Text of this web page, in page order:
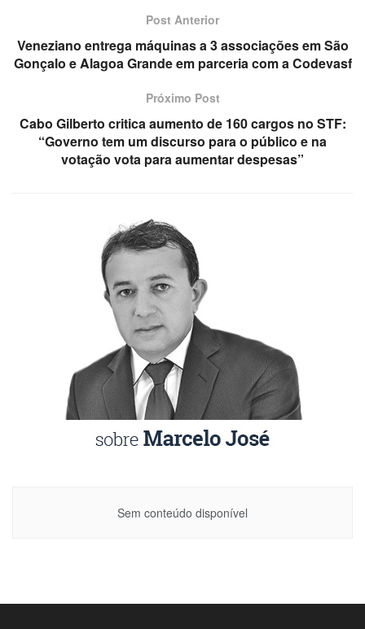
Post Anterior
Veneziano entrega máquinas a 3 associações em São
Gonçalo e Alagoa Grande em parceria com a Codevasf
Próximo Post
Cabo Gilberto critica aumento de 160 cargos no STF:
“Governo tem um discurso para o público e na
votação vota para aumentar despesas”
Sem conteúdo disponível